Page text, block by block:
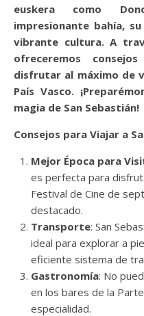
euskera como
impresionante bahía,
vibrante cultura. A
ofreceremos
disfrutar al máximo de
País Vasco.
magia de San Sebastián!
Consejos para Viajar a
Mejor Época para
es perfecta para
Festival de Cine de
destacado.
Transporte: San
ideal para explorar a
eficiente sistema de
Gastronomía: No
en los bares de la
especialidad.